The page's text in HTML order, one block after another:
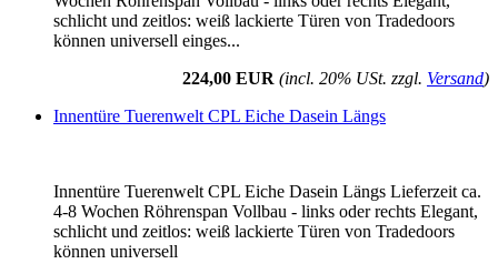
schlicht und zeitlos: weiß lackierte Türen von Tradedoors
können universell einges...
224,00 EUR (incl. 20% USt. zzgl. Versand)
Innentüre Tuerenwelt CPL Eiche Dasein Längs
Innentüre Tuerenwelt CPL Eiche Dasein Längs Lieferzeit ca.
4-8 Wochen Röhrenspan Vollbau - links oder rechts Elegant,
schlicht und zeitlos: weiß lackierte Türen von Tradedoors
können universell